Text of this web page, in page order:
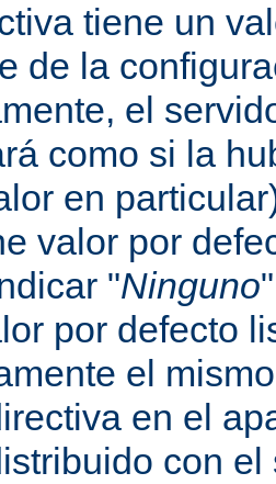
tiene un
de la
el
como si la
en
valor por
"Ninguno
por defecto
el
en el
con el